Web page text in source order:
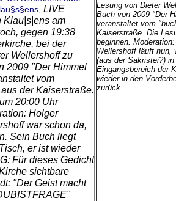
LIVE
Klau|s|ens am
gegen 19:38
bei der
Wellershoff zu
2009 "Der Himmel
vom
der Kaiserstraße.
20:00 Uhr
Holger
war schon da,
Sein Buch liegt
er ist wieder
Für dieses Gedicht
sichtbare
"Der Geist macht
Lesung von Dieter
Buch von 2009 "Der
veranstaltet vom
Kaiserstraße. Die
beginnen.
Wellershoff läuft nun,
(aus der Sakristei?)
Eingangsbereich der
wieder in den
zurück.